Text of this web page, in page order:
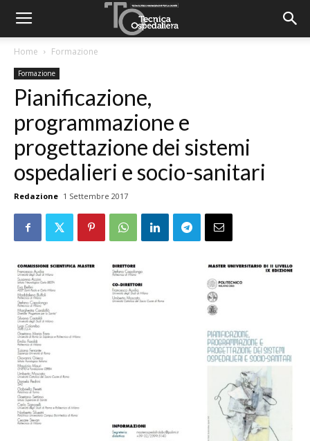
Home Formazione
Formazione
Pianificazione,
programmazione e
progettazione dei sistemi
ospedalieri e socio-sanitari
Redazione 1 Settembre 2017